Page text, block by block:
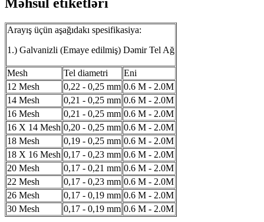
Arayış üçün aşağıdakı spesifikasiya:
1.) Galvanizli (Emaye edilmiş) Dəmir Tel Ağ
Mesh Tel diametri
Eni
12 Mesh
0,22 - 0,25 mm 0.6 M - 2.0M
14 Mesh
0,21 - 0,25 mm 0.6 M - 2.0M
16 Mesh
0,21 - 0,25 mm 0.6 M - 2.0M
16 X 14 Mesh 0,20 - 0,25 mm 0.6 M - 2.0M
18 Mesh
0,19 - 0,25 mm 0.6 M - 2.0M
18 X 16 Mesh 0,17 - 0,23 mm 0.6 M - 2.0M
20 Mesh
0,17 - 0,21 mm 0.6 M - 2.0M
22 Mesh
0,17 - 0,23 mm 0.6 M - 2.0M
26 Mesh
0,17 - 0,19 mm 0.6 M - 2.0M
30 Mesh
0,17 - 0,19 mm 0.6 M - 2.0M